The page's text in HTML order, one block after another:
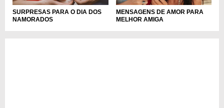
SURPRESAS PARA O DIA DOS
NAMORADOS
MENSAGENS DE AMOR PARA
MELHOR AMIGA